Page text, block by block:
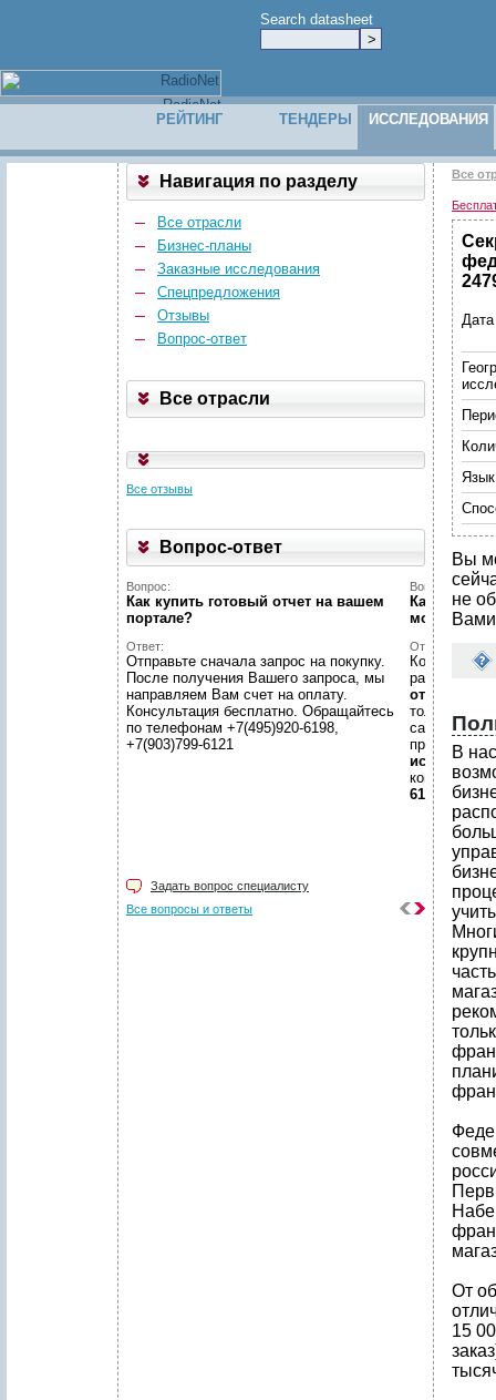
Search datasheet
РЕЙТИНГ ТЕНДЕРЫ ИССЛЕДОВАНИЯ
Навигация по разделу
Все отрасли
Бизнес-планы
Заказные исследования
Спецпредложения
Отзывы
Вопрос-ответ
Все отрасли
Все отзывы
Вопрос-ответ
Вопрос:
Как купить готовый отчет на вашем
портале?
Ответ:
Отправьте сначала запрос на покупку.
После получения Вашего запроса, мы
направляем Вам счет на оплату.
Консультация бесплатно. Обращайтесь
по телефонам +7(495)920-6198,
+7(903)799-6121
Вопрос:
Как найти
можете
Ответ:
Конечно
размещено
отчетов
только
самой
предложить
6198,
Задать вопрос специалисту
Все вопросы и ответы
Все
Вы
не
В
От
15